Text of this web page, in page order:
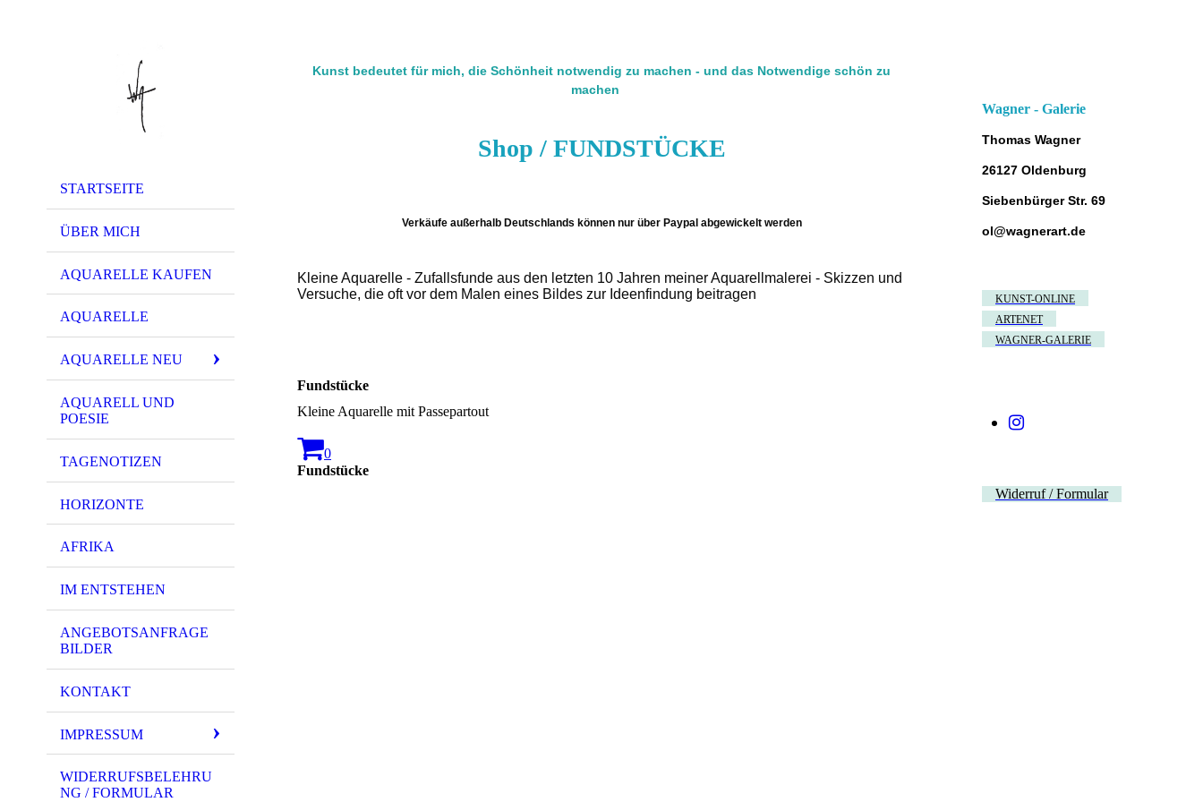
STARTSEITE
ÜBER MICH
AQUARELLE KAUFEN
AQUARELLE
AQUARELLE NEU
AQUARELL UND
POESIE
TAGENOTIZEN
HORIZONTE
AFRIKA
IM ENTSTEHEN
ANGEBOTSANFRAGE
BILDER
KONTAKT
IMPRESSUM
WIDERRUFSBELEHRU
NG / FORMULAR
Kunst bedeutet für mich, die Schönheit notwendig zu machen - und das Notwendige schön zu
machen
Shop / FUNDSTÜCKE
Verkäufe außerhalb Deutschlands können nur über Paypal abgewickelt werden
Kleine Aquarelle - Zufallsfunde aus den letzten 10 Jahren meiner Aquarellmalerei - Skizzen und
Versuche, die oft vor dem Malen eines Bildes zur Ideenfindung beitragen
Fundstücke
Kleine Aquarelle mit Passepartout
0
Fundstücke
Wagner - Galerie
Thomas Wagner
26127 Oldenburg
Siebenbürger Str. 69
ol@wagnerart.de
KUNST-ONLINE
ARTENET
WAGNER-GALERIE
Widerruf / Formular